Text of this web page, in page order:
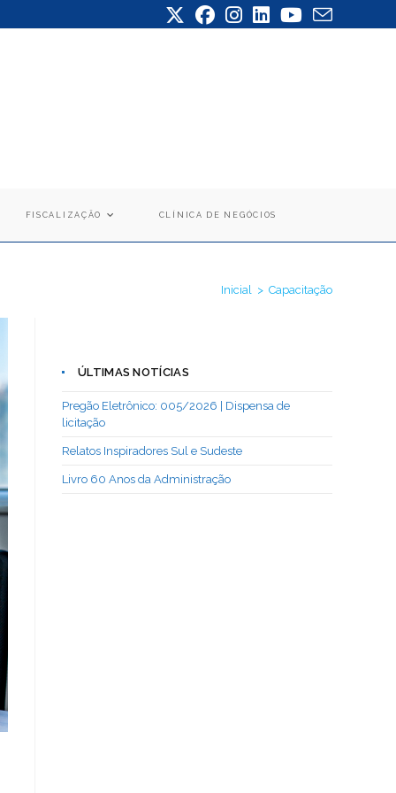
FISCALIZAÇÃO CLÍNICA DE NEGÓCIOS
Inicial > Capacitação
ÚLTIMAS NOTÍCIAS
Pregão Eletrônico: 005/2026 | Dispensa de
licitação
Relatos Inspiradores Sul e Sudeste
Livro 60 Anos da Administração